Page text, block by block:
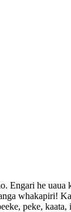
Engari he
whakapiri!
peke,